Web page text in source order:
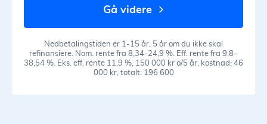
gå videre
Nedbetalingstiden er 1-15 år, 5 år om du ikke skal
refinansiere. Nom. rente fra 8,34-24,9 %. Eff. rente fra 9,8–
38,54 %. Eks. eff. rente 11,9 %, 150 000 kr o/5 år, kostnad: 46
000 kr, totalt: 196 600